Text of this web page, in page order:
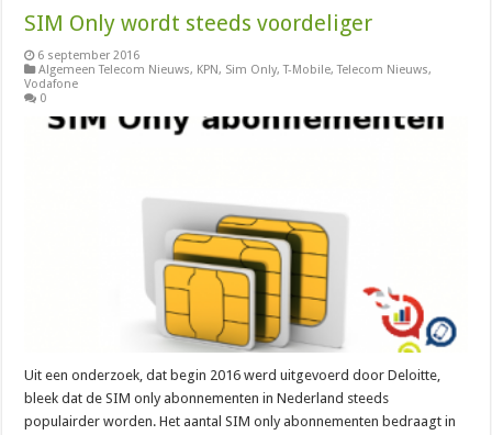
SIM Only wordt steeds voordeliger
6 september 2016
Algemeen Telecom Nieuws, KPN, Sim Only,T-Mobile,Telecom Nieuws,
Vodafone
0
Uit een onderzoek, dat begin 2016 werd uitgevoerd door Deloitte,
bleek dat de SIM only abonnementen in Nederland steeds
populairder worden. Het aantal SIM only abonnementen bedraagt in